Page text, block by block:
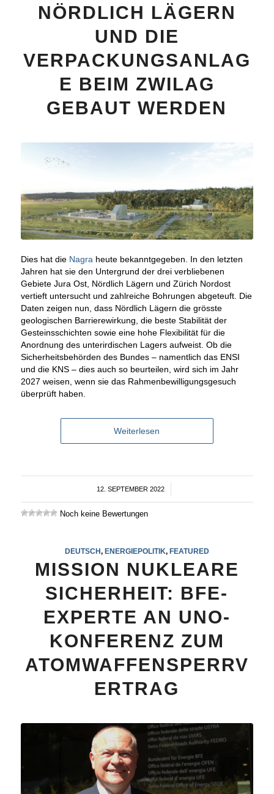
NÖRDLICH LÄGERN
UND DIE
VERPACKUNGSANLAG
E BEIM ZWILAG
GEBAUT WERDEN
Dies hat die Nagraheute bekanntgegeben. In den letzten
Jahren hat sie den Untergrund der drei verbliebenen
Gebiete Jura Ost, Nördlich Lägern und Zürich Nordost
vertieft untersucht und zahlreiche Bohrungen abgeteuft. Die
Daten zeigen nun, dass Nördlich Lägern die grösste
geologischen Barrierewirkung, die beste Stabilität der
Gesteinsschichten sowie eine hohe Flexibilität für die
Anordnung des unterirdischen Lagers aufweist. Ob die
Sicherheitsbehörden des Bundes – namentlich das ENSI
und die KNS – dies auch so beurteilen, wird sich im Jahr
2027 weisen, wenn sie das Rahmenbewilligungsgesuch
überprüft haben.
Weiterlesen
12. SEPTEMBER 2022
/
Noch keine Bewertungen
DEUTSCH, ENERGIEPOLITIK, FEATURED
MISSION NUKLEARE
SICHERHEIT: BFE-
EXPERTE AN UNO-
KONFERENZ ZUM
ATOMWAFFENSPERRV
ERTRAG